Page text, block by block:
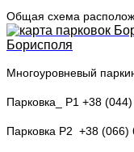
Общая схема
Многоуровневый
Парковка_ P1 +38
Парковка P2 +38 (066)